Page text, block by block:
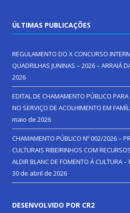
ÚLTIMAS PUBLICAÇÕES
REGULAMENTO DO X CONCURSO
QUADRILHAS JUNINAS – 2026 – ARRAIÁ
2026
EDITAL DE CHAMAMENTO PÚBLICO
NO SERVIÇO DE ACOLHIMENTO EM
maio de 2026
CHAMAMENTO PÚBLICO Nº 002/2026 –
CULTURAIS RIBEIRINHOS COM
ALDIR BLANC DE FOMENTO Á CULTURA
30 de abril de 2026
DESENVOLVIDO POR CR2